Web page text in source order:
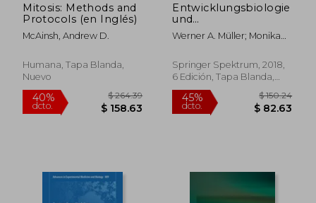
Mitosis: Methods and
Protocols (en Inglés)
McAinsh, Andrew D.
Humana, Tapa Blanda,
Nuevo
Entwicklungsbiologie
und
Reproduktionsbiologie
des Menschen und
Modellorganismen
(en Alemán)
Werner A. Müller; Monika
Springer Spektrum, 2018,
6 Edición, Tapa Blanda,
Nuevo